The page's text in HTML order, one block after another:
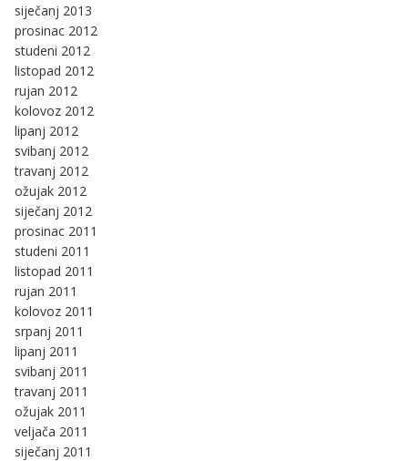
siječanj 2013
prosinac 2012
studeni 2012
listopad 2012
rujan 2012
kolovoz 2012
lipanj 2012
svibanj 2012
travanj 2012
ožujak 2012
siječanj 2012
prosinac 2011
studeni 2011
listopad 2011
rujan 2011
kolovoz 2011
srpanj 2011
lipanj 2011
svibanj 2011
travanj 2011
ožujak 2011
veljača 2011
siječanj 2011